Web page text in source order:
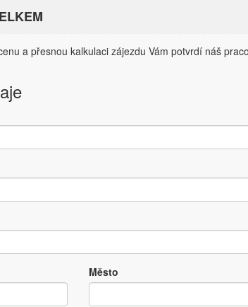
a přesnou kalkulaci zájezdu Vám potvrdí náš
Město